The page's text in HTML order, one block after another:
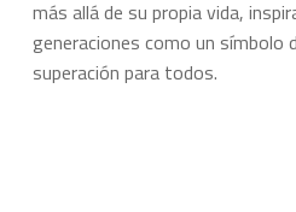
más allá de su propia vida,
generaciones como un símbolo
superación para todos.